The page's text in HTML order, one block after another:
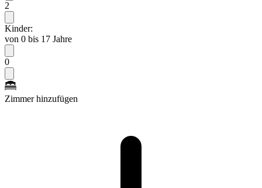
2
Kinder:
von 0 bis 17 Jahre
0
Zimmer hinzufügen